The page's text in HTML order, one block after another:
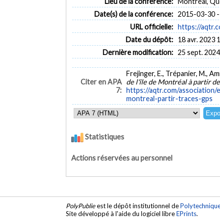
Date(s) de la conférence: 2015-03-30
URL officielle: https://
Date du dépôt: 18 avr. 2023
Dernière modification: 25 sept.
Citer en APA
7:
Frejinger, E., Trépanier, M.,
de l'île de Montréal à partir
https://aqtr.com/
montreal-partir-traces-gps
Statistiques
Actions réservées au personnel
PolyPublieest le dépôt institutionnel de
Site développé à l'aide du logiciel libreEPrints.